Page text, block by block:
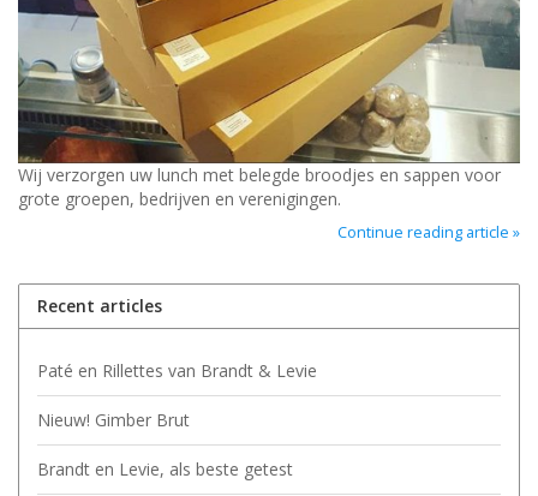
Wij verzorgen uw lunch met belegde broodjes en sappen voor
grote groepen, bedrijven en verenigingen.
Continue reading article »
Recent articles
Paté en Rillettes van Brandt & Levie
Nieuw! Gimber Brut
Brandt en Levie, als beste getest